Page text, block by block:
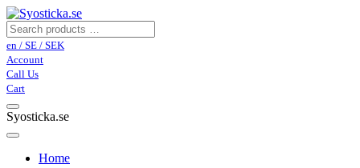
en / SE / SEK
Account
Call Us
Cart
Syosticka.se
Home